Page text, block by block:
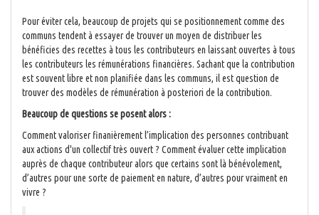
Pour éviter cela, beaucoup de projets qui se positionnement comme des
communs tendent à essayer de trouver un moyen de distribuer les
bénéficies des recettes à tous les contributeurs en laissant ouvertes à tous
les contributeurs les rémunérations financières. Sachant que la contribution
est souvent libre et non planifiée dans les communs, il est question de
trouver des modèles de rémunération à posteriori de la contribution.
Beaucoup de questions se posent alors :
Comment valoriser finanièrement l’implication des personnes contribuant
aux actions d'un collectif très ouvert ? Comment évaluer cette implication
auprès de chaque contributeur alors que certains sont là bénévolement,
d’autres pour une sorte de paiement en nature, d’autres pour vraiment en
vivre ?